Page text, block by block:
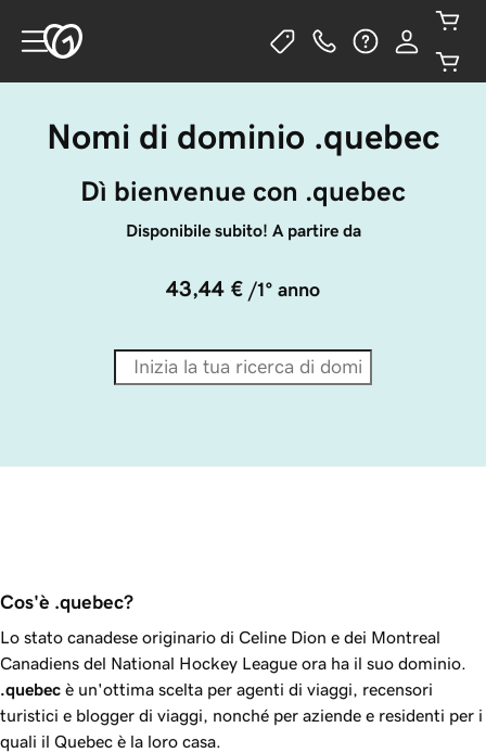
Nomi di dominio .quebec
Dì bienvenue con .quebec
Disponibile subito! A partire da
43,44 € /1° anno
Cos'è .quebec?
Lo stato canadese originario di Celine Dion e dei Montreal
Canadiens del National Hockey League ora ha il suo dominio.
.quebec è un'ottima scelta per agenti di viaggi, recensori
turistici e blogger di viaggi, nonché per aziende e residenti per i
quali il Quebec è la loro casa.